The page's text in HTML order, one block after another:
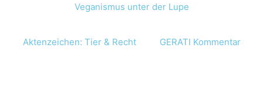
Veganismus unter der Lupe
Aktenzeichen: Tier & Recht GERATI Kommentar